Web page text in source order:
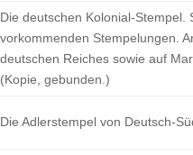
Die deutschen Kolonial-Stempel.
vorkommenden Stempelungen.
deutschen Reiches sowie auf
(Kopie, gebunden.)
Die Adlerstempel von Deutsch-